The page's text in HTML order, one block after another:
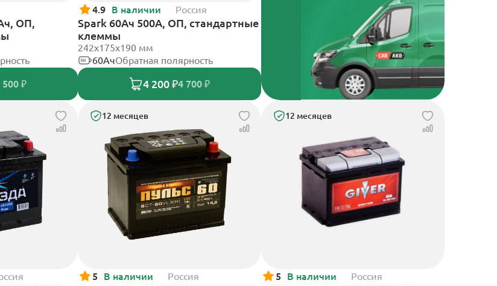
ОП,
500 ₽
4.9 В наличии Россия
Spark 60Ач 500А, ОП, стандартные
клеммы
242х175х190 мм
60АчОбратная полярность
4 200 ₽4 700 ₽
12 месяцев
5 В наличии Россия
12 месяцев
5 В наличии Россия